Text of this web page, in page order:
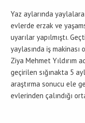
Yaz aylarında
evlerde erzak ve
uyarılar yapılmıştı.
yaylasında iş makinası
Ziya Mehmet Yıldırım
geçirilen sığınakta 5
araştırma sonucu ele
evlerinden çalındığı